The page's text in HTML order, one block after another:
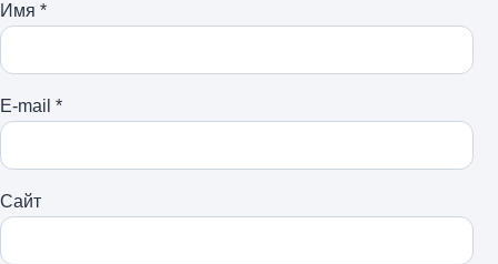
Имя *
E-mail *
Сайт